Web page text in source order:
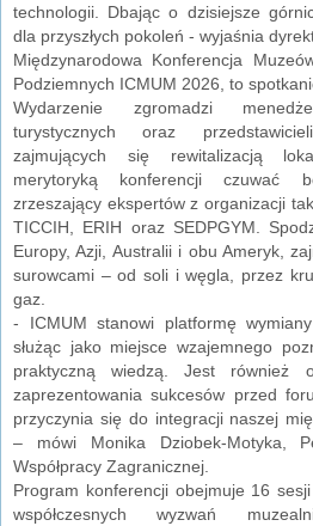
technologii. Dbając o dzisiejsze
dla przyszłych pokoleń - wyjaśnia
Międzynarodowa Konferencja
Podziemnych ICMUM 2026, to
Wydarzenie zgromadzi
turystycznych oraz
zajmujących się rewitalizacją
merytoryką konferencji czuwać
zrzeszający ekspertów z organizacji
TICCIH, ERIH oraz SEDPGYM.
Europy, Azji, Australii i obu Ameryk,
surowcami – od soli i węgla, przez
gaz.
- ICMUM stanowi platformę
służąc jako miejsce wzajemnego
praktyczną wiedzą. Jest również
zaprezentowania sukcesów przed
przyczynia się do integracji naszej
– mówi Monika Dziobek-Motyka,
Współpracy Zagranicznej.
Program konferencji obejmuje 16
współczesnych wyzwań